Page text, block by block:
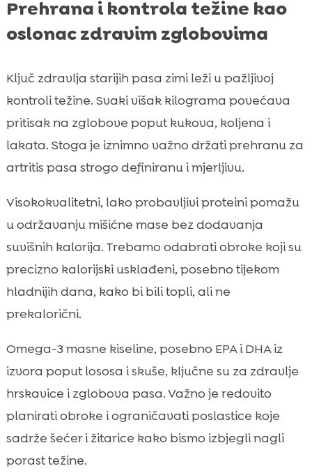
Prehrana i kontrola težine kao
oslonac zdravim zglobovima
Ključ zdravlja starijih pasa zimi leži u pažljivoj
kontroli težine. Svaki višak kilograma povećava
pritisak na zglobove poput kukova, koljena i
lakata. Stoga je iznimno važno držati prehranu za
artritis pasa strogo definiranu i mjerljivu.
Visokokvalitetni, lako probavljivi proteini pomažu
u održavanju mišićne mase bez dodavanja
suvišnih kalorija. Trebamo odabrati obroke koji su
precizno kalorijski usklađeni, posebno tijekom
hladnijih dana, kako bi bili topli, ali ne
prekalorični.
Omega-3 masne kiseline, posebno EPA i DHA iz
izvora poput lososa i skuše, ključne su za zdravlje
hrskavice i zglobova pasa. Važno je redovito
planirati obroke i ograničavati poslastice koje
sadrže šećer i žitarice kako bismo izbjegli nagli
porast težine.